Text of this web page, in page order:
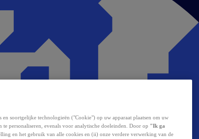
en soortgelijke technologieën ("Cookie") op uw apparaat plaatsen om uw
personaliseren, evenals voor analytische doeleinden. Door op "Ik ga
en het gebruik van alle cookies en (ii) onze verdere verwerking van de